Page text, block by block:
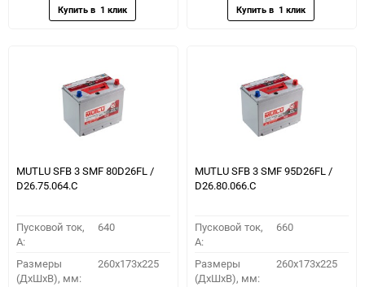
MUTLU SFB 3 SMF 80D26FL /
D26.75.064.C
Пусковой ток,
A:
640
Размеры
(ДхШхВ), мм:
260x173x225
MUTLU SFB 3 SMF 95D26FL /
D26.80.066.C
Пусковой ток,
A:
660
Размеры
(ДхШхВ), мм:
260x173x225